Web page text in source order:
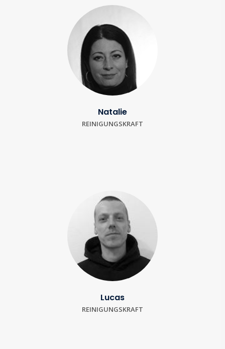
Natalie
REINIGUNGSKRAFT
Lucas
REINIGUNGSKRAFT